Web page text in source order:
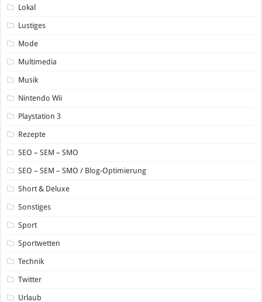
Lokal
Lustiges
Mode
Multimedia
Musik
Nintendo Wii
Playstation 3
Rezepte
SEO – SEM – SMO
SEO – SEM – SMO / Blog-Optimierung
Short & Deluxe
Sonstiges
Sport
Sportwetten
Technik
Twitter
Urlaub